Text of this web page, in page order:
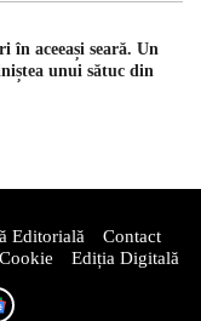
în aceeași seară. Un
unui sătuc din
Editorială
Contact
Ediția Digitală